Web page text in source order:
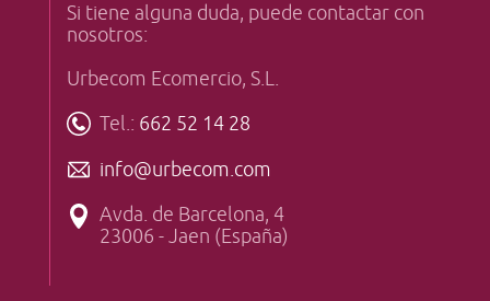
Si tiene alguna duda, puede contactar con
nosotros:
Urbecom Ecomercio, S.L.
Tel.: 662 52 14 28
info@urbecom.com
Avda. de Barcelona, 4
23006 - Jaen (España)